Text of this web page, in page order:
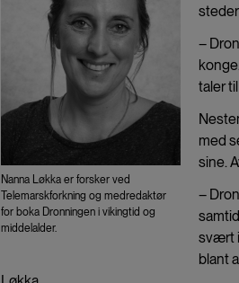
Nanna Løkka er forsker ved
Telemarskforkning og medredaktør
for boka Dronningen i vikingtid og
middelalder.
–
taler
med
sine.
–
svært
blant